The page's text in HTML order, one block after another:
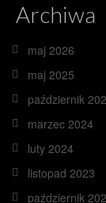
Archiwa
maj 2026
maj 2025
październik
marzec 2024
luty 2024
listopad 2023
październik